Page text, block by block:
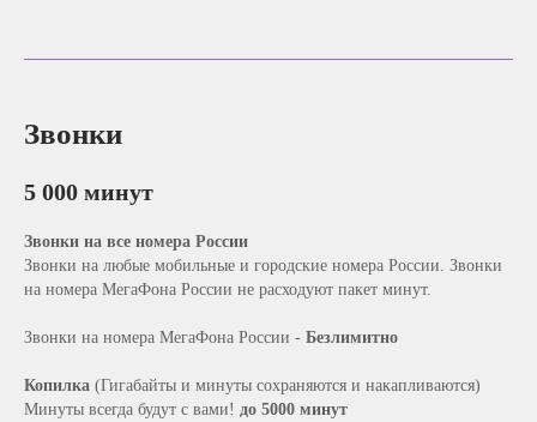
Звонки
5 000 минут
Звонки на все номера России
Звонки на любые мобильные и городские номера России. Звонки
на номера МегаФона России не расходуют пакет минут.
Звонки на номера МегаФона России - Безлимитно
Копилка (Гигабайты и минуты сохраняются и накапливаются)
Минуты всегда будут с вами! до 5000 минут